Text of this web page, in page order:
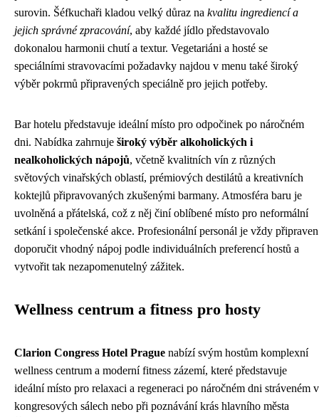
surovin. Šéfkuchaři kladou velký důraz na kvalitu ingrediencí a
jejich správné zpracování, aby každé jídlo představovalo
dokonalou harmonii chutí a textur. Vegetariáni a hosté se
speciálními stravovacími požadavky najdou v menu také široký
výběr pokrmů připravených speciálně pro jejich potřeby.
Bar hotelu představuje ideální místo pro odpočinek po náročném
dni. Nabídka zahrnuje široký výběr alkoholických i
nealkoholických nápojů, včetně kvalitních vín z různých
světových vinařských oblastí, prémiových destilátů a kreativních
koktejlů připravovaných zkušenými barmany. Atmosféra baru je
uvolněná a přátelská, což z něj činí oblíbené místo pro neformální
setkání i společenské akce. Profesionální personál je vždy připraven
doporučit vhodný nápoj podle individuálních preferencí hostů a
vytvořit tak nezapomenutelný zážitek.
Wellness centrum a fitness pro hosty
Clarion Congress Hotel Prague nabízí svým hostům komplexní
wellness centrum a moderní fitness zázemí, které představuje
ideální místo pro relaxaci a regeneraci po náročném dni stráveném v
kongresových sálech nebo při poznávání krás hlavního města